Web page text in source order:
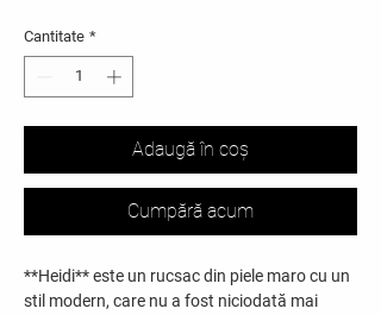
Cantitate *
Adaugă în coș
Cumpără acum
**Heidi** este un rucsac din piele maro cu un
stil modern, care nu a fost niciodată mai